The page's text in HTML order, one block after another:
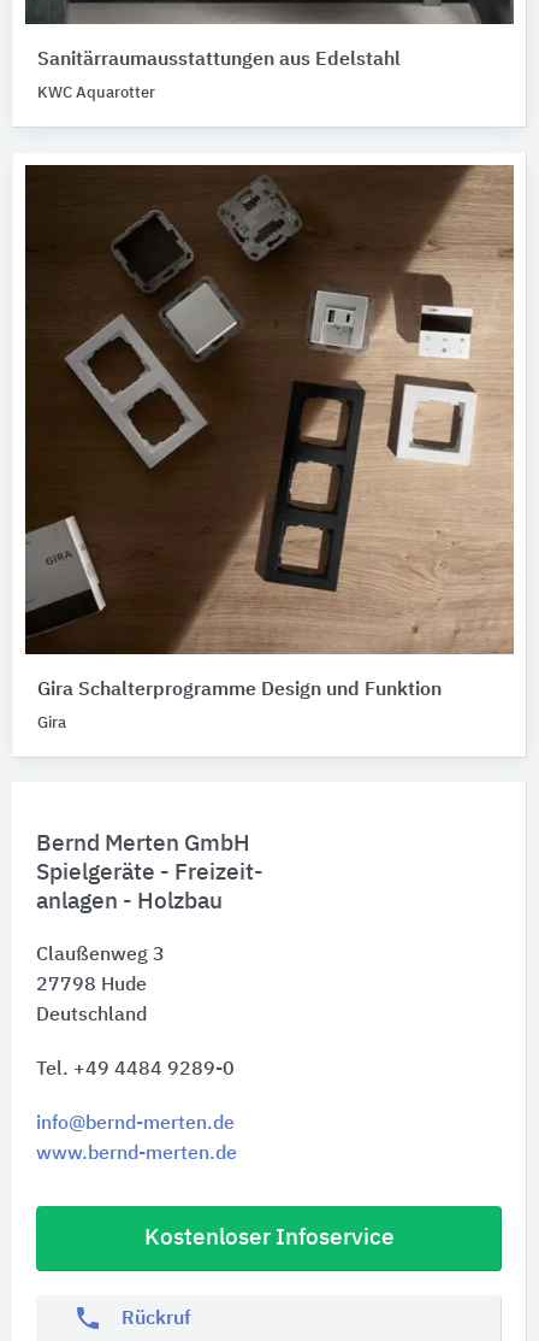
Bernd Merten GmbH
Spielgeräte - Freizeit-
anlagen - Holzbau
Claußenweg 3
27798 Hude
Deutschland
Tel. +49 4484 9289-0
info@bernd-merten.de
www.bernd-merten.de
Kostenloser Infoservice
phone Rückruf
Sanitärraumausstattungen aus Edelstahl
KWC Aquarotter
Gira Schalterprogramme Design und Funktion
Gira